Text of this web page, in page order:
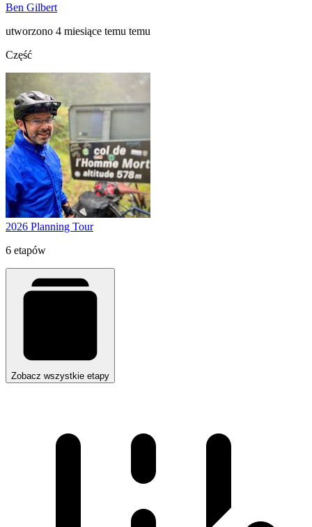
Ben Gilbert
utworzono 4 miesiące temu temu
Część
2026 Planning Tour
6 etapów
Zobacz wszystkie etapy